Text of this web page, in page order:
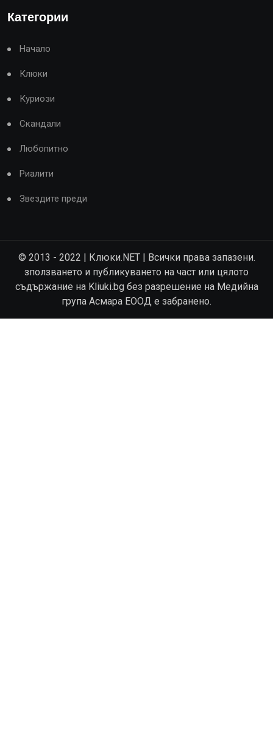
Категории
Начало
Клюки
Куриози
Скандали
Любопитно
Риалити
Звездите преди
© 2013 - 2022 | Клюки.NET | Всички права запазени.
зползването и публикуването на част или цялото
съдържание на Kliuki.bg без разрешение на Медийна
група Асмара ЕООД е забранено.